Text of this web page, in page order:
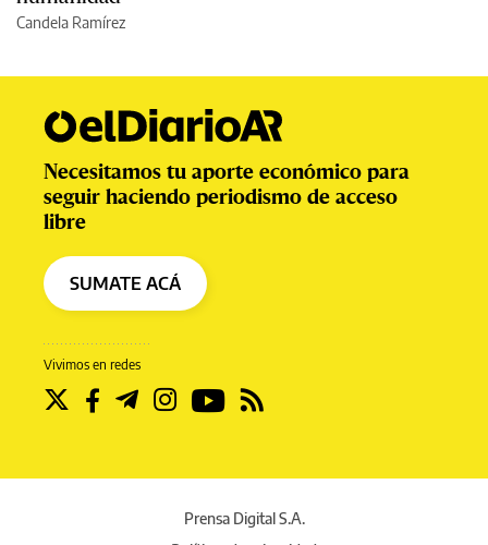
Candela Ramírez
Vivimos en redes
Necesitamos tu aporte económico para
seguir haciendo periodismo de acceso
libre
SUMATE ACÁ
Prensa Digital S.A.